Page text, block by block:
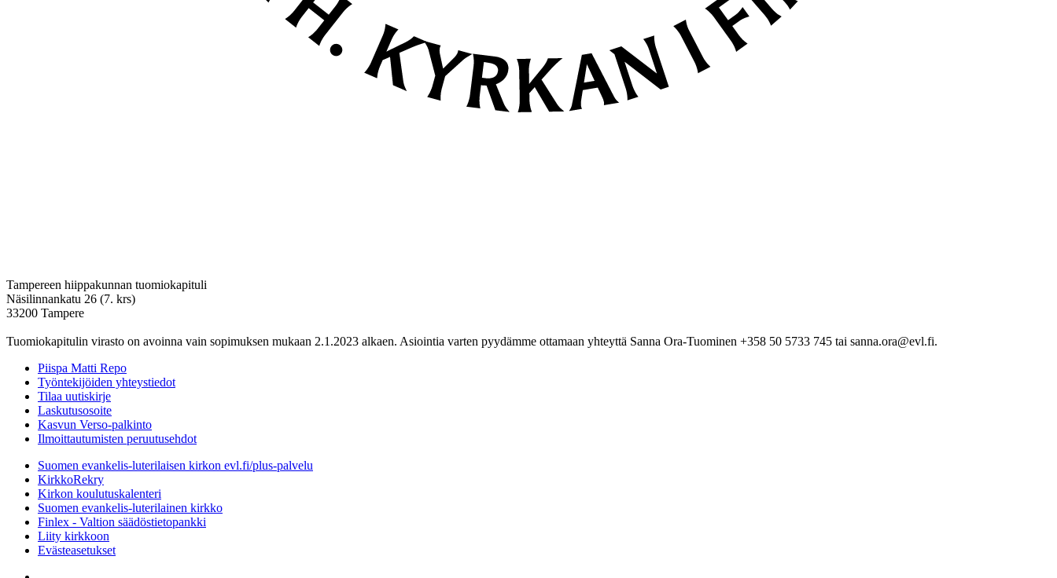
Tampereen hiippakunnan tuomiokapituli
Näsilinnankatu 26 (7. krs)
33200 Tampere
Tuomiokapitulin virasto on avoinna vain sopimuksen mukaan 2.1.2023 alkaen. Asiointia varten pyydämme ottamaan yhteyttä Sanna Ora-Tuominen +358 50 5733 745 tai sanna.ora@evl.fi.
Piispa Matti Repo
Työntekijöiden yhteystiedot
Tilaa uutiskirje
Laskutusosoite
Kasvun Verso-palkinto
Ilmoittautumisten peruutusehdot
Suomen evankelis-luterilaisen kirkon evl.fi/plus-palvelu
KirkkoRekry
Kirkon koulutuskalenteri
Suomen evankelis-luterilainen kirkko
Finlex - Valtion säädöstietopankki
Liity kirkkoon
Evästeasetukset